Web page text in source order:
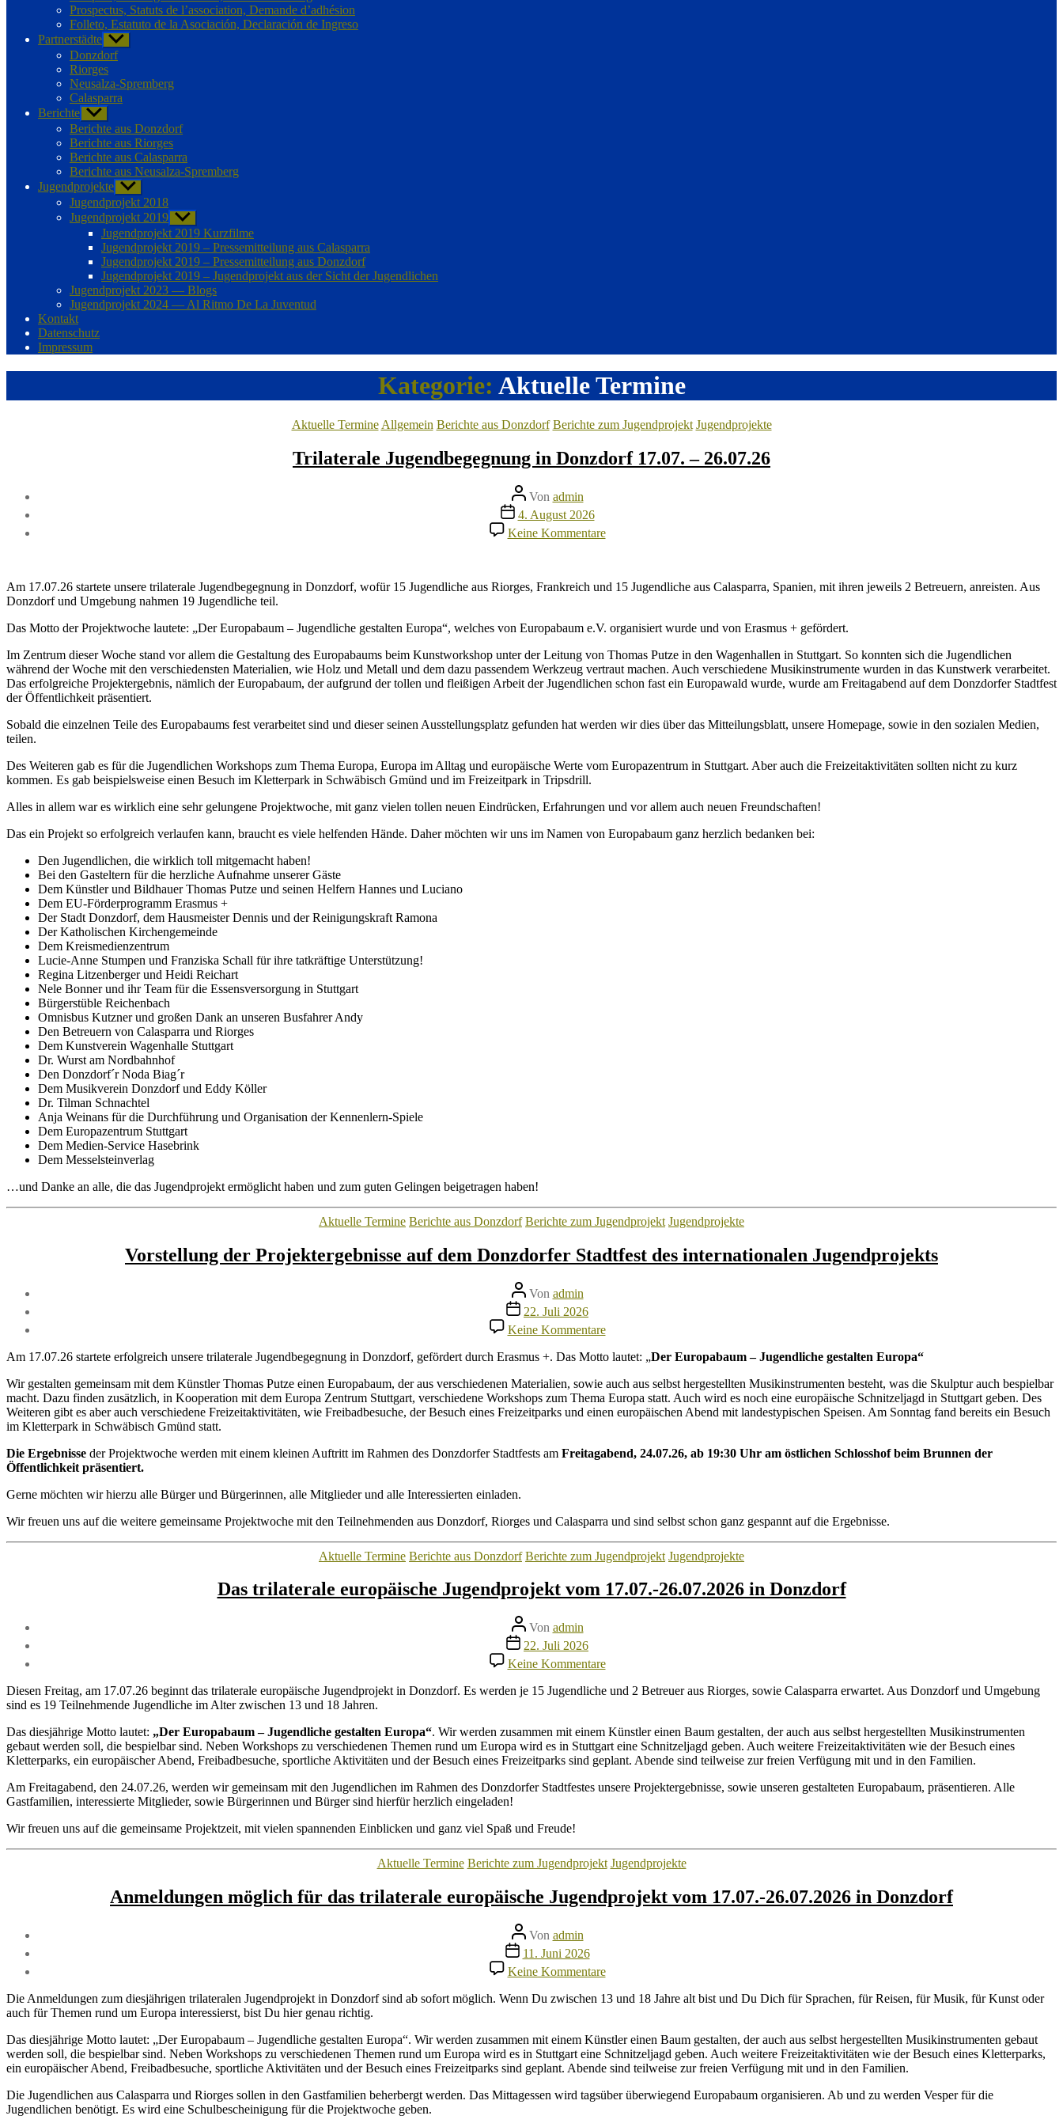
Prospectus, Statuts de l’association, Demande d’adhésion
Folleto, Estatuto de la Asociación, Declaración de Ingreso
Partnerstädte Untermenü
anzeigen
Donzdorf
Riorges
Neusalza-Spremberg
Calasparra
Berichte Untermenü
anzeigen
Berichte aus Donzdorf
Berichte aus Riorges
Berichte aus Calasparra
Berichte aus Neusalza-Spremberg
Jugendprojekte Untermenü
anzeigen
Jugendprojekt 2018
Jugendprojekt 2019 Untermenü
anzeigen
Jugendprojekt 2019 Kurzfilme
Jugendprojekt 2019 – Pressemitteilung aus Calasparra
Jugendprojekt 2019 – Pressemitteilung aus Donzdorf
Jugendprojekt 2019 – Jugendprojekt aus der Sicht der Jugendlichen
Jugendprojekt 2023 — Blogs
Jugendprojekt 2024 — Al Ritmo De La Juventud
Kontakt
Datenschutz
Impressum
Kategorie: Aktuelle Termine
Kategorien
Aktuelle Termine Allgemein Berichte aus Donzdorf Berichte zum Jugendprojekt Jugendprojekte
Trilaterale Jugendbegegnung in Donzdorf 17.07. – 26.07.26
Beitragsautor
Von admin
Veröffentlichungsdatum
4. August 2026
Keine Kommentarezu
Trilaterale
Donzdorf
26.07.26
Am 17.07.26 startete unsere trilaterale Jugendbegegnung in Donzdorf, wofür 15 Jugendliche aus Riorges, Frankreich und 15 Jugendliche aus Calasparra, Spanien, mit ihren jeweils 2 Betreuern, anreisten. Aus
Donzdorf und Umgebung nahmen 19 Jugendliche teil.
Das Motto der Projektwoche lautete: „Der Europabaum – Jugendliche gestalten Europa“, welches von Europabaum e.V. organisiert wurde und von Erasmus + gefördert.
Im Zentrum dieser Woche stand vor allem die Gestaltung des Europabaums beim Kunstworkshop unter der Leitung von Thomas Putze in den Wagenhallen in Stuttgart. So konnten sich die Jugendlichen
während der Woche mit den verschiedensten Materialien, wie Holz und Metall und dem dazu passendem Werkzeug vertraut machen. Auch verschiedene Musikinstrumente wurden in das Kunstwerk verarbeitet.
Das erfolgreiche Projektergebnis, nämlich der Europabaum, der aufgrund der tollen und fleißigen Arbeit der Jugendlichen schon fast ein Europawald wurde, wurde am Freitagabend auf dem Donzdorfer Stadtfest
der Öffentlichkeit präsentiert.
Sobald die einzelnen Teile des Europabaums fest verarbeitet sind und dieser seinen Ausstellungsplatz gefunden hat werden wir dies über das Mitteilungsblatt, unsere Homepage, sowie in den sozialen Medien,
teilen.
Des Weiteren gab es für die Jugendlichen Workshops zum Thema Europa, Europa im Alltag und europäische Werte vom Europazentrum in Stuttgart. Aber auch die Freizeitaktivitäten sollten nicht zu kurz
kommen. Es gab beispielsweise einen Besuch im Kletterpark in Schwäbisch Gmünd und im Freizeitpark in Tripsdrill.
Alles in allem war es wirklich eine sehr gelungene Projektwoche, mit ganz vielen tollen neuen Eindrücken, Erfahrungen und vor allem auch neuen Freundschaften!
Das ein Projekt so erfolgreich verlaufen kann, braucht es viele helfenden Hände. Daher möchten wir uns im Namen von Europabaum ganz herzlich bedanken bei:
Den Jugendlichen, die wirklich toll mitgemacht haben!
Bei den Gasteltern für die herzliche Aufnahme unserer Gäste
Dem Künstler und Bildhauer Thomas Putze und seinen Helfern Hannes und Luciano
Dem EU-Förderprogramm Erasmus +
Der Stadt Donzdorf, dem Hausmeister Dennis und der Reinigungskraft Ramona
Der Katholischen Kirchengemeinde
Dem Kreismedienzentrum
Lucie-Anne Stumpen und Franziska Schall für ihre tatkräftige Unterstützung!
Regina Litzenberger und Heidi Reichart
Nele Bonner und ihr Team für die Essensversorgung in Stuttgart
Bürgerstüble Reichenbach
Omnisbus Kutzner und großen Dank an unseren Busfahrer Andy
Den Betreuern von Calasparra und Riorges
Dem Kunstverein Wagenhalle Stuttgart
Dr. Wurst am Nordbahnhof
Den Donzdorf´r Noda Biag´r
Dem Musikverein Donzdorf und Eddy Köller
Dr. Tilman Schnachtel
Anja Weinans für die Durchführung und Organisation der Kennenlern-Spiele
Dem Europazentrum Stuttgart
Dem Medien-Service Hasebrink
Dem Messelsteinverlag
…und Danke an alle, die das Jugendprojekt ermöglicht haben und zum guten Gelingen beigetragen haben!
Kategorien
Aktuelle Termine Berichte aus Donzdorf Berichte zum Jugendprojekt Jugendprojekte
Vorstellung der Projektergebnisse auf dem Donzdorfer Stadtfest des internationalen Jugendprojekts
Beitragsautor
Von admin
Veröffentlichungsdatum
22. Juli 2026
Keine Kommentarezu
Vorstellung
der
auf
dem
Donzdorfer
internationalen
Am 17.07.26 startete erfolgreich unsere trilaterale Jugendbegegnung in Donzdorf, gefördert durch Erasmus +. Das Motto lautet: „Der Europabaum – Jugendliche gestalten Europa“
Wir gestalten gemeinsam mit dem Künstler Thomas Putze einen Europabaum, der aus verschiedenen Materialien, sowie auch aus selbst hergestellten Musikinstrumenten besteht, was die Skulptur auch bespielbar
macht. Dazu finden zusätzlich, in Kooperation mit dem Europa Zentrum Stuttgart, verschiedene Workshops zum Thema Europa statt. Auch wird es noch eine europäische Schnitzeljagd in Stuttgart geben. Des
Weiteren gibt es aber auch verschiedene Freizeitaktivitäten, wie Freibadbesuche, der Besuch eines Freizeitparks und einen europäischen Abend mit landestypischen Speisen. Am Sonntag fand bereits ein Besuch
im Kletterpark in Schwäbisch Gmünd statt.
Die Ergebnisse der Projektwoche werden mit einem kleinen Auftritt im Rahmen des Donzdorfer Stadtfests am Freitagabend, 24.07.26, ab 19:30 Uhr am östlichen Schlosshof beim Brunnen der
Öffentlichkeit präsentiert.
Gerne möchten wir hierzu alle Bürger und Bürgerinnen, alle Mitglieder und alle Interessierten einladen.
Wir freuen uns auf die weitere gemeinsame Projektwoche mit den Teilnehmenden aus Donzdorf, Riorges und Calasparra und sind selbst schon ganz gespannt auf die Ergebnisse.
Kategorien
Aktuelle Termine Berichte aus Donzdorf Berichte zum Jugendprojekt Jugendprojekte
Das trilaterale europäische Jugendprojekt vom 17.07.-26.07.2026 in Donzdorf
Beitragsautor
Von admin
Veröffentlichungsdatum
22. Juli 2026
Keine Kommentarezu
Das
trilaterale
vom
17.07.-26.07.2026
in
Diesen Freitag, am 17.07.26 beginnt das trilaterale europäische Jugendprojekt in Donzdorf. Es werden je 15 Jugendliche und 2 Betreuer aus Riorges, sowie Calasparra erwartet. Aus Donzdorf und Umgebung
sind es 19 Teilnehmende Jugendliche im Alter zwischen 13 und 18 Jahren.
Das diesjährige Motto lautet: „Der Europabaum – Jugendliche gestalten Europa“. Wir werden zusammen mit einem Künstler einen Baum gestalten, der auch aus selbst hergestellten Musikinstrumenten
gebaut werden soll, die bespielbar sind. Neben Workshops zu verschiedenen Themen rund um Europa wird es in Stuttgart eine Schnitzeljagd geben. Auch weitere Freizeitaktivitäten wie der Besuch eines
Kletterparks, ein europäischer Abend, Freibadbesuche, sportliche Aktivitäten und der Besuch eines Freizeitparks sind geplant. Abende sind teilweise zur freien Verfügung mit und in den Familien.
Am Freitagabend, den 24.07.26, werden wir gemeinsam mit den Jugendlichen im Rahmen des Donzdorfer Stadtfestes unsere Projektergebnisse, sowie unseren gestalteten Europabaum, präsentieren. Alle
Gastfamilien, interessierte Mitglieder, sowie Bürgerinnen und Bürger sind hierfür herzlich eingeladen!
Wir freuen uns auf die gemeinsame Projektzeit, mit vielen spannenden Einblicken und ganz viel Spaß und Freude!
Kategorien
Aktuelle Termine Berichte zum Jugendprojekt Jugendprojekte
Anmeldungen möglich für das trilaterale europäische Jugendprojekt vom 17.07.-26.07.2026 in Donzdorf
Beitragsautor
Von admin
Veröffentlichungsdatum
11. Juni 2026
Keine Kommentarezu
Anmeldungen
möglich
trilaterale
europäische
Jugendprojekt
17.07.-26.07.2026
Die Anmeldungen zum diesjährigen trilateralen Jugendprojekt in Donzdorf sind ab sofort möglich. Wenn Du zwischen 13 und 18 Jahre alt bist und Du Dich für Sprachen, für Reisen, für Musik, für Kunst oder
auch für Themen rund um Europa interessierst, bist Du hier genau richtig.
Das diesjährige Motto lautet: „Der Europabaum – Jugendliche gestalten Europa“. Wir werden zusammen mit einem Künstler einen Baum gestalten, der auch aus selbst hergestellten Musikinstrumenten gebaut
werden soll, die bespielbar sind. Neben Workshops zu verschiedenen Themen rund um Europa wird es in Stuttgart eine Schnitzeljagd geben. Auch weitere Freizeitaktivitäten wie der Besuch eines Kletterparks,
ein europäischer Abend, Freibadbesuche, sportliche Aktivitäten und der Besuch eines Freizeitparks sind geplant. Abende sind teilweise zur freien Verfügung mit und in den Familien.
Die Jugendlichen aus Calasparra und Riorges sollen in den Gastfamilien beherbergt werden. Das Mittagessen wird tagsüber überwiegend Europabaum organisieren. Ab und zu werden Vesper für die
Jugendlichen benötigt. Es wird eine Schulbescheinigung für die Projektwoche geben.